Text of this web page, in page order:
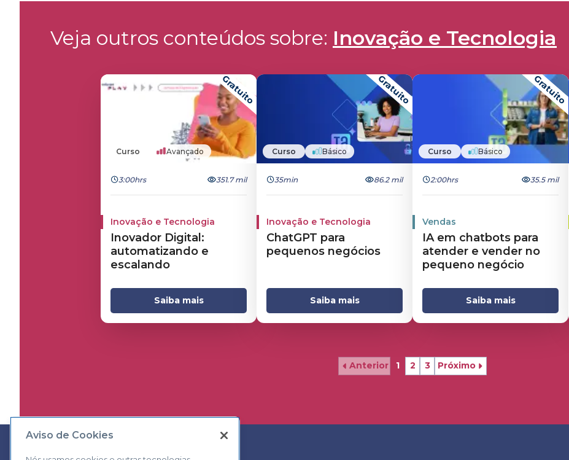
Veja outros conteúdos sobre: Inovação e Tecnologia
Gratuito
Curso Avançado
3:00hrs 351.7 mil
Inovação e Tecnologia
Inovador Digital:
automatizando e
escalando
Saiba mais
Gratuito
Curso Básico
35min 86.2 mil
Inovação e Tecnologia
ChatGPT para
pequenos negócios
Saiba mais
Gratuito
Curso Básico
2:00hrs 35.5 mil
Vendas
IA em chatbots para
atender e vender no
pequeno negócio
Saiba mais
Anterior 1 2 3 Próximo
Aviso de Cookies